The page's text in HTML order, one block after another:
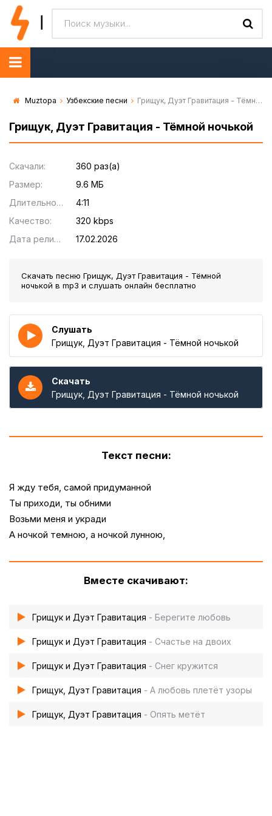
Muztopa Узбекские песни Грищук, Дуэт Гравитация - Тёмной ночькой
Грищук, Дуэт Гравитация - Тёмной ночькой
Скачали:
360 раз(а)
Размер:
9.6 МБ
Длительность:
4:11
Качество:
320 kbps
Дата релиза:
17.02.2026
Скачать песню Грищук, Дуэт Гравитация - Тёмной
ночькой в mp3 и слушать онлайн бесплатно
Слушать
Грищук, Дуэт Гравитация - Тёмной ночькой
Скачать
Грищук, Дуэт Гравитация - Тёмной ночькой
Текст песни:
Я жду тебя, самой придуманной
Ты приходи, ты обними
Возьми меня и укради
А ночкой темною, а ночкой лунною,
Вместе скачивают:
Грищук и Дуэт Гравитация - Берегите любовь
Грищук и Дуэт Гравитация - Счастье на двоих
Грищук и Дуэт Гравитация - Снег кружится
Грищук, Дуэт Гравитация - А любовь плетёт узоры
Грищук, Дуэт Гравитация - Опять метёт